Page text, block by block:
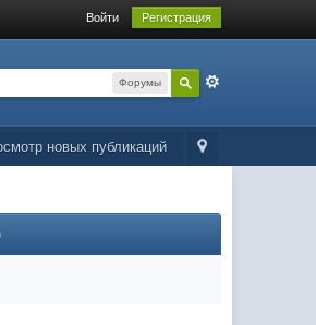
Войти Регистрация
Форумы
новых публикаций